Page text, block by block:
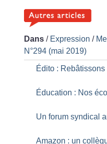
Dans / Expression /
N°294 (mai 2019)
Édito :
Éducation : Nos
Un forum syndical
Amazon : un